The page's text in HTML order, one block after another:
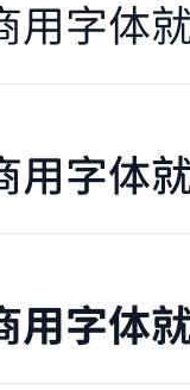
用字体
用字体
用字体